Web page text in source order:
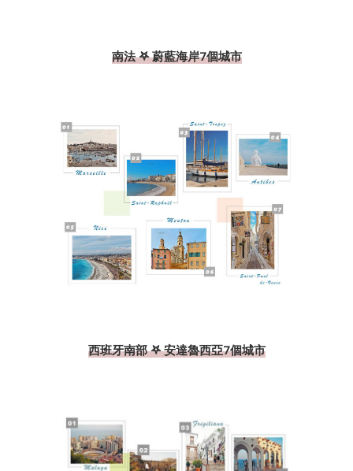
南法 𖤐 蔚藍海岸7個城市
西班牙南部 𖤐 安達魯西亞7個城市